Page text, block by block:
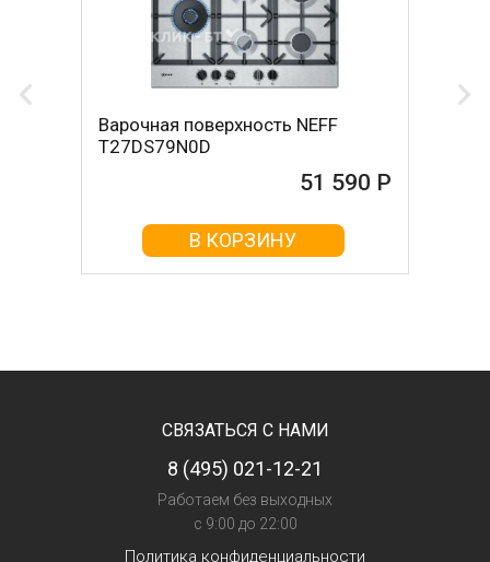
Варочная поверхность NEFF
T27DS79N0D
51 590 Р
В КОРЗИНУ
СВЯЗАТЬСЯ С НАМИ
8 (495) 021-12-21
Работаем без выходных
с 9:00 до 22:00
Политика конфиденциальности